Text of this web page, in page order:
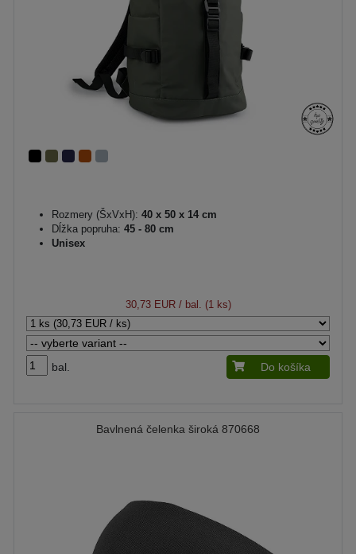
Rozmery (ŠxVxH): 40 x 50 x 14 cm
Dĺžka popruha: 45 - 80 cm
Unisex
30,73 EUR/ bal. (1 ks)
bal. Do košíka
Bavlnená čelenka široká 870668